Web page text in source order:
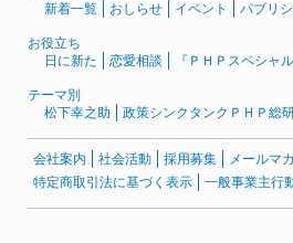
新着一覧
おしらせ イベント パブリ
お役立ち
日に新た
恋愛相談 『ＰＨＰスペシャ
テーマ別
松下幸之助
政策シンクタンクＰＨＰ総
会社案内 社会活動 採用募集 メールマ
特定商取引法に基づく表示
一般事業主行